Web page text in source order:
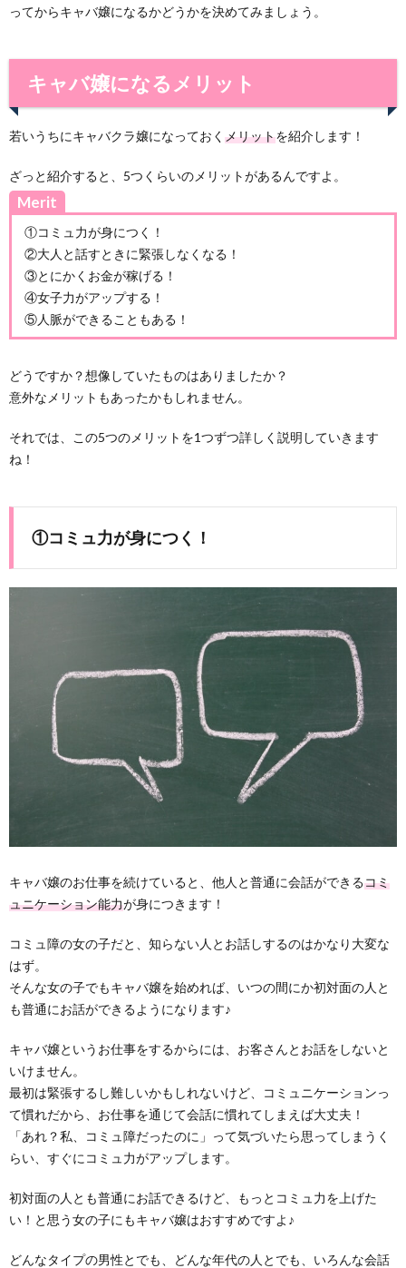
ってからキャバ嬢になるかどうかを決めてみましょう。
キャバ嬢になるメリット
若いうちにキャバクラ嬢になっておく メリットを紹介します！
ざっと紹介すると、5つくらいのメリットがあるんですよ。
Merit
①コミュ力が身につく！
②大人と話すときに緊張しなくなる！
③とにかくお金が稼げる！
④女子力がアップする！
⑤人脈ができることもある！
どうですか？想像していたものはありましたか？
意外なメリットもあったかもしれません。
それでは、この5つのメリットを1つずつ詳しく説明していきます
ね！
①コミュ力が身につく！
キャバ嬢のお仕事を続けていると、他人と普通に会話ができるコミ
ュニケーション能力が身につきます！
コミュ障の女の子だと、知らない人とお話しするのはかなり大変な
はず。
そんな女の子でもキャバ嬢を始めれば、いつの間にか初対面の人と
も普通にお話ができるようになります♪
キャバ嬢というお仕事をするからには、お客さんとお話をしないと
いけません。
最初は緊張するし難しいかもしれないけど、コミュニケーションっ
て慣れだから、お仕事を通じて会話に慣れてしまえば大丈夫！
「あれ？私、コミュ障だったのに」って気づいたら思ってしまうく
らい、すぐにコミュ力がアップします。
初対面の人とも普通にお話できるけど、もっとコミュ力を上げた
い！と思う女の子にもキャバ嬢はおすすめですよ♪
どんなタイプの男性とでも、どんな年代の人とでも、いろんな会話